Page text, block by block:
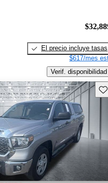
El precio incluye tasas
$617/mes
Verif. disponibilidad